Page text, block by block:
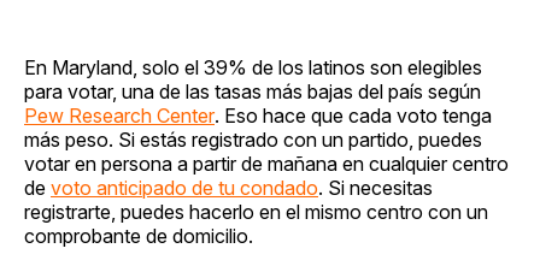
En Maryland, solo el 39% de los latinos son elegibles
para votar, una de las tasas más bajas del país según
Pew Research Center. Eso hace que cada voto tenga
más peso. Si estás registrado con un partido, puedes
votar en persona a partir de mañana en cualquier centro
de voto anticipado de tu condado. Si necesitas
registrarte, puedes hacerlo en el mismo centro con un
comprobante de domicilio.